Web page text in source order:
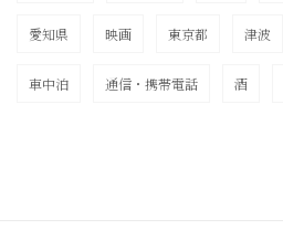
愛知県 映画 東京都 津波
車中泊 通信・携帯電話 酒